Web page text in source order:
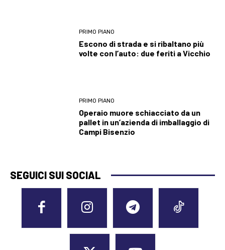
PRIMO PIANO
Escono di strada e si ribaltano più
volte con l’auto: due feriti a Vicchio
PRIMO PIANO
Operaio muore schiacciato da un
pallet in un’azienda di imballaggio di
Campi Bisenzio
SEGUICI SUI SOCIAL